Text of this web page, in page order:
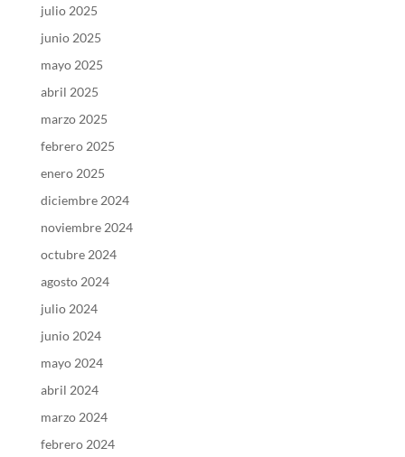
julio 2025
junio 2025
mayo 2025
abril 2025
marzo 2025
febrero 2025
enero 2025
diciembre 2024
noviembre 2024
octubre 2024
agosto 2024
julio 2024
junio 2024
mayo 2024
abril 2024
marzo 2024
febrero 2024